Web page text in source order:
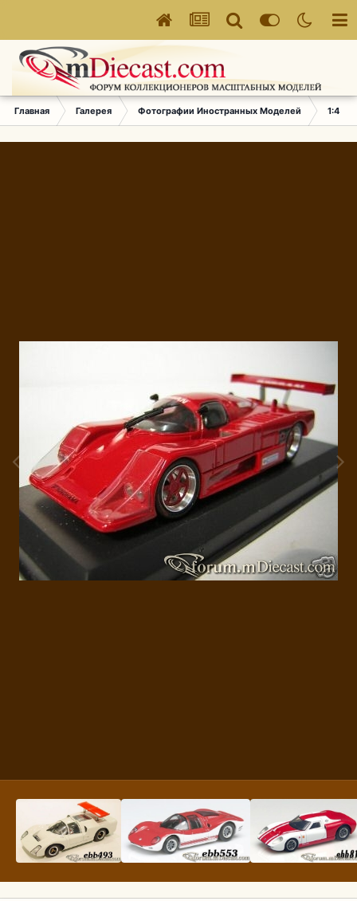
Главная Галерея Фотографии Иностранных Моделей 1:43